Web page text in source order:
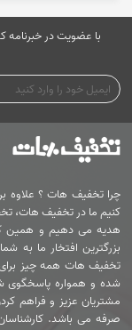
با عضویت در خبرنامه
چرا تخفیف هات ؟ علاوه بر
کنیم ما در تخفیف هات،
هدیه می دهیم و همین
بزرگترین افتخار ما
تخفیف هات همه چیز
شده و همواره
مشتریان عزیز و فراهم
صرفه می باشد.